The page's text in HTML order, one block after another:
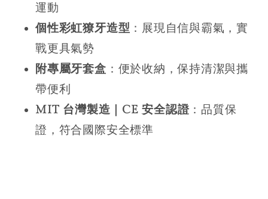
運動
個性彩虹獠牙造型 ：展現自信與霸氣，實
戰更具氣勢
附專屬牙套盒 ：便於收納，保持清潔與攜
帶便利
MIT 台灣製造｜CE 安全認證：品質保
證，符合國際安全標準